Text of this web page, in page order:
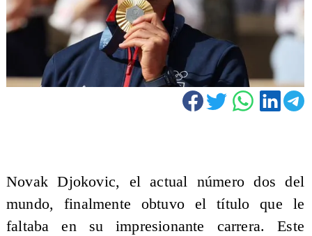
Novak Djokovic, el actual número dos del
mundo, finalmente obtuvo el título que le
faltaba en su impresionante carrera. Este